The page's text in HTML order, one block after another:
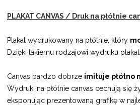
PLAKAT CANVAS / Druk na płótnie
Plakat wydrukowany na płótnie, który
Dzięki takiemu rodzajowi wydruku
Canvas bardzo dobrze imituje płótno
Wydruki na płótnie canvas cechują się
eksponując prezentowaną grafikę w